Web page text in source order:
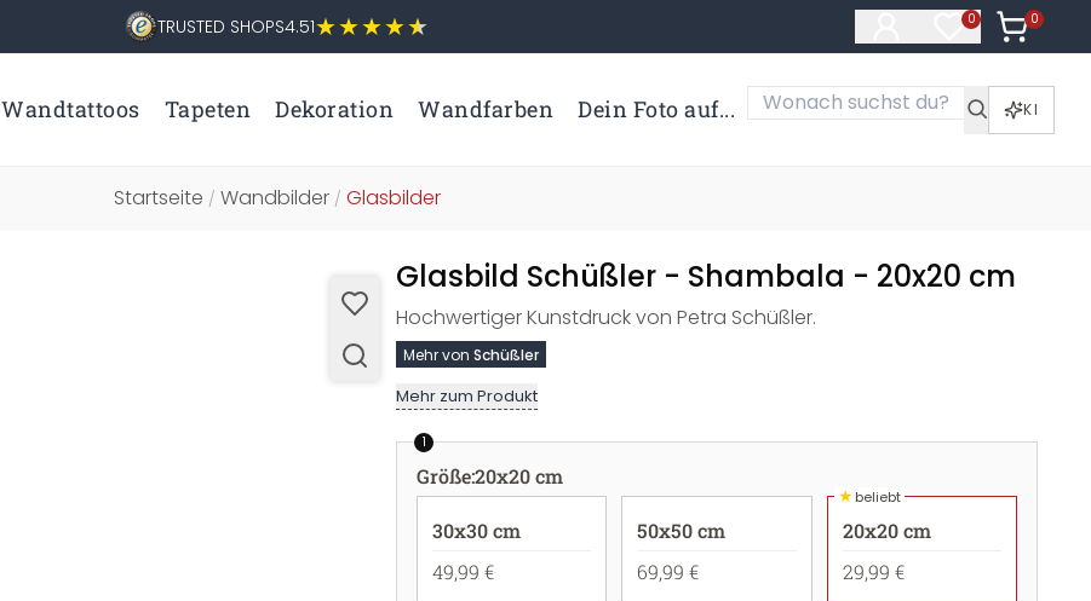
TRUSTED SHOPS4.51 0
Artikel im
0
Artikel
Wandtattoos Tapeten Dekoration Wandfarben Dein Foto auf... KI
Startseite / Wandbilder / Glasbilder
Glasbild Schüßler - Shambala - 20x20 cm
Hochwertiger Kunstdruck von Petra Schüßler.
Mehr von Schüßler
Mehr zum Produkt
1
Größe:20x20 cm
30x30 cm
49,99 €
50x50 cm
69,99 €
★beliebt
20x20 cm
29,99 €